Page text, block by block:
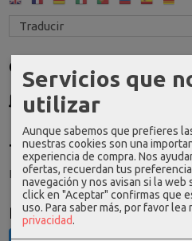
Costes de Envío
GRATIS *
Consultar Destinos
Tu Carrito (0)
El carrito de la compra está vacío
Redes Sociales
Servicios que
utilizar
Aunque sabemos que prefieres
nuestras cookies son una
experiencia de compra. Nos
ofertas, recuerdan tus
navegación y nos avisan si la web
click en "Aceptar" confirmas que
uso. Para saber más, por favor lea
privacidad.